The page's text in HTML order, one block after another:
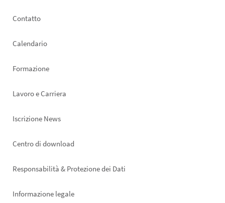
Footer
Contatto
Calendario
Formazione
Lavoro e Carriera
Iscrizione News
Footer
Centro di download
Responsabilità & Protezione dei Dati
Informazione legale